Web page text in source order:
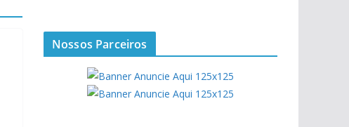
Nossos Parceiros